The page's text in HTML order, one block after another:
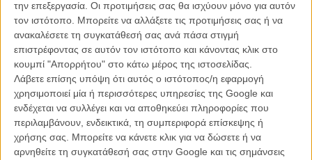
την επεξεργασία. Οι προτιμήσεις σας θα ισχύουν μόνο για αυτόν
τον ιστότοπο. Μπορείτε να αλλάξετε τις προτιμήσεις σας ή να
ανακαλέσετε τη συγκατάθεσή σας ανά πάσα στιγμή
επιστρέφοντας σε αυτόν τον ιστότοπο και κάνοντας κλικ στο
κουμπί "Απορρήτου" στο κάτω μέρος της ιστοσελίδας.
Λάβετε επίσης υπόψη ότι αυτός ο ιστότοπος/η εφαρμογή
χρησιμοποιεί μία ή περισσότερες υπηρεσίες της Google και
ενδέχεται να συλλέγει και να αποθηκεύει πληροφορίες που
περιλαμβάνουν, ενδεικτικά, τη συμπεριφορά επίσκεψης ή
χρήσης σας. Μπορείτε να κάνετε κλικ για να δώσετε ή να
αρνηθείτε τη συγκατάθεσή σας στην Google και τις σημάνσεις
Διαβάστεπερισσότερα για το «Horns» εδώκαι δείτε στο gallery τις
νέες φωτογραφίες της ταινίας που δημοσίευσε αποκλειστικά το
Entertainment Weekly.
Update: To πρώτο κλιπ είναι εδώ!